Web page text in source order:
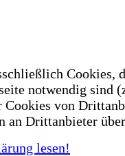
Cookies,
notwendig sind
von
an Drittanbieter
lesen!